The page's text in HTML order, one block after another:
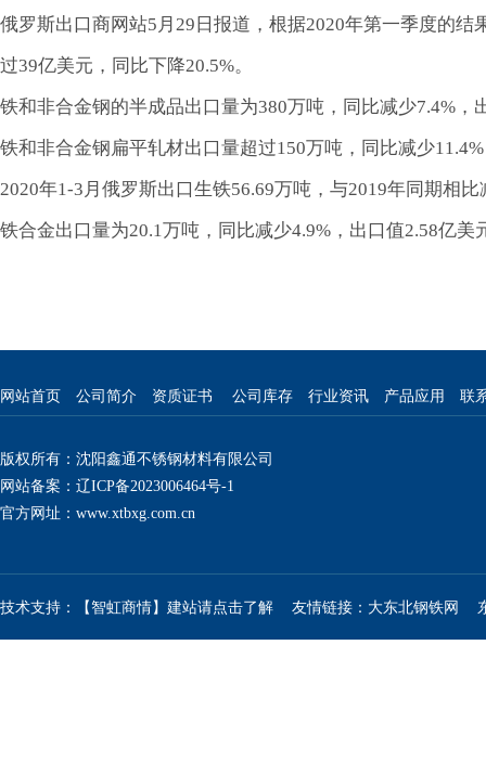
俄罗斯出口商网站5月29日报道，根据2020年第一季度的
过39亿美元，同比下降20.5%。
铁和非合金钢的半成品出口量为380万吨，同比减少7.4%，
铁和非合金钢扁平轧材出口量超过150万吨，同比减少
2020年1-3月俄罗斯出口生铁56.69万吨，与2019年同期相
铁合金出口量为20.1万吨，同比减少4.9%，出口值2.58亿美
网站首页 公司简介 资质证书 公司库存 行业资讯 产品应用 联
版权所有：沈阳鑫通不锈钢材料有限公司
网站备案：辽ICP备2023006464号-1
官方网址： www.xtbxg.com.cn
技术支持：【智虹商情】建站请点击了解 友情链接： 大东北钢铁网